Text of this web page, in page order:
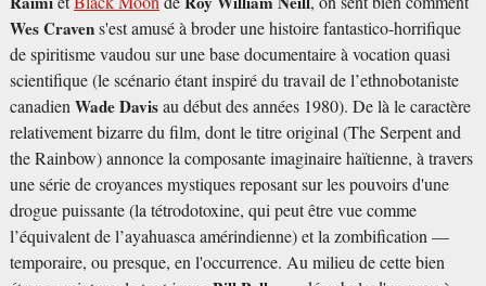
Wes Cravens'est amusé à broder une histoire fantastico-horrifique
de spiritisme vaudou sur une base documentaire à vocation quasi
scientifique (le scénario étant inspiré du travail de l’ethnobotaniste
canadienWade Davisau début des années 1980). De là le caractère
relativement bizarre du film, dont le titre original (The Serpent and
the Rainbow) annonce la composante imaginaire haïtienne, à travers
une série de croyances mystiques reposant sur les pouvoirs d'une
drogue puissante (la tétrodotoxine, qui peut être vue comme
l’équivalent de l’ayahuasca amérindienne) et la zombification —
temporaire, ou presque, en l'occurrence. Au milieu de cette bien